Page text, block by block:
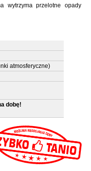
wytrzyma przelotne opady
atmosferyczne)
dobę!